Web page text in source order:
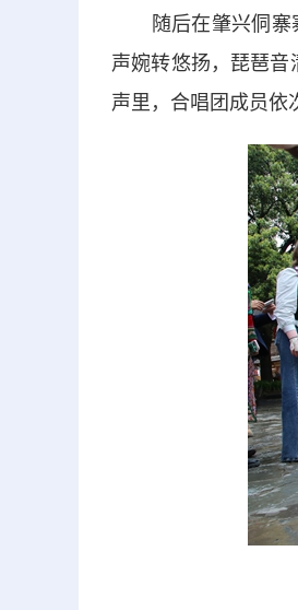
随后在肇兴侗寨寨
声婉转悠扬，琵琶
声里，合唱团成员依